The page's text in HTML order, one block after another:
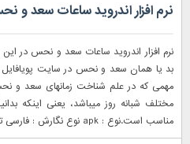
نرم افزار اندروید ساعات سعد و
نرم افزار اندروید ساعات سعد و نحس در
بد یا همان سعد و نحس در سایت پویافایل
مهمی که در علم شناخت زمانهای سعد و
مختلف شبانه روز میباشد، یعنی اینکه
مناسب است.نوع : apk نوع نگارش : فارسی تعداد جلد :۱ساعت [...]